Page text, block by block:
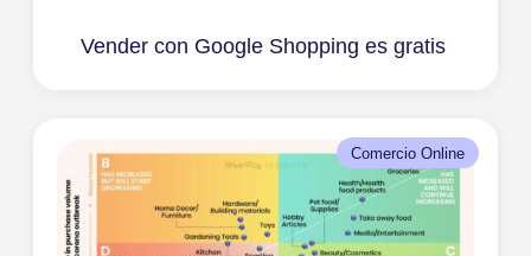
Vender con Google Shopping es gratis
Comercio Online